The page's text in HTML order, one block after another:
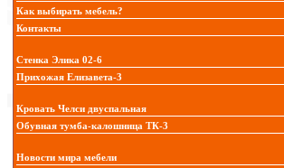
Как выбирать мебель?
Контакты
Стенка Элика 02-6
Прихожая Елизавета-3
Кровать Челси двуспальная
Обувная тумба-калошница ТК-3
Новости мира мебели